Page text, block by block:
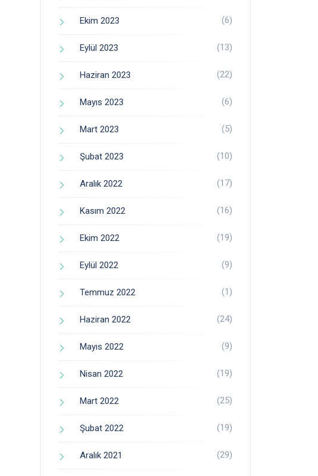
Ekim 2023 (6)
Eylül 2023 (13)
Haziran 2023 (22)
Mayıs 2023 (6)
Mart 2023 (5)
Şubat 2023 (10)
Aralık 2022 (17)
Kasım 2022 (16)
Ekim 2022 (19)
Eylül 2022 (9)
Temmuz 2022 (1)
Haziran 2022 (24)
Mayıs 2022 (9)
Nisan 2022 (19)
Mart 2022 (25)
Şubat 2022 (19)
Aralık 2021 (29)